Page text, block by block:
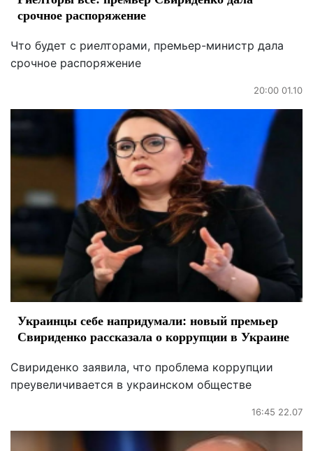
срочное распоряжение
Что будет с риелторами, премьер-министр дала
срочное распоряжение
20:00 01.10
Украинцы себе напридумали: новый премьер
Свириденко рассказала о коррупции в Украине
Свириденко заявила, что проблема коррупции
преувеличивается в украинском обществе
16:45 22.07